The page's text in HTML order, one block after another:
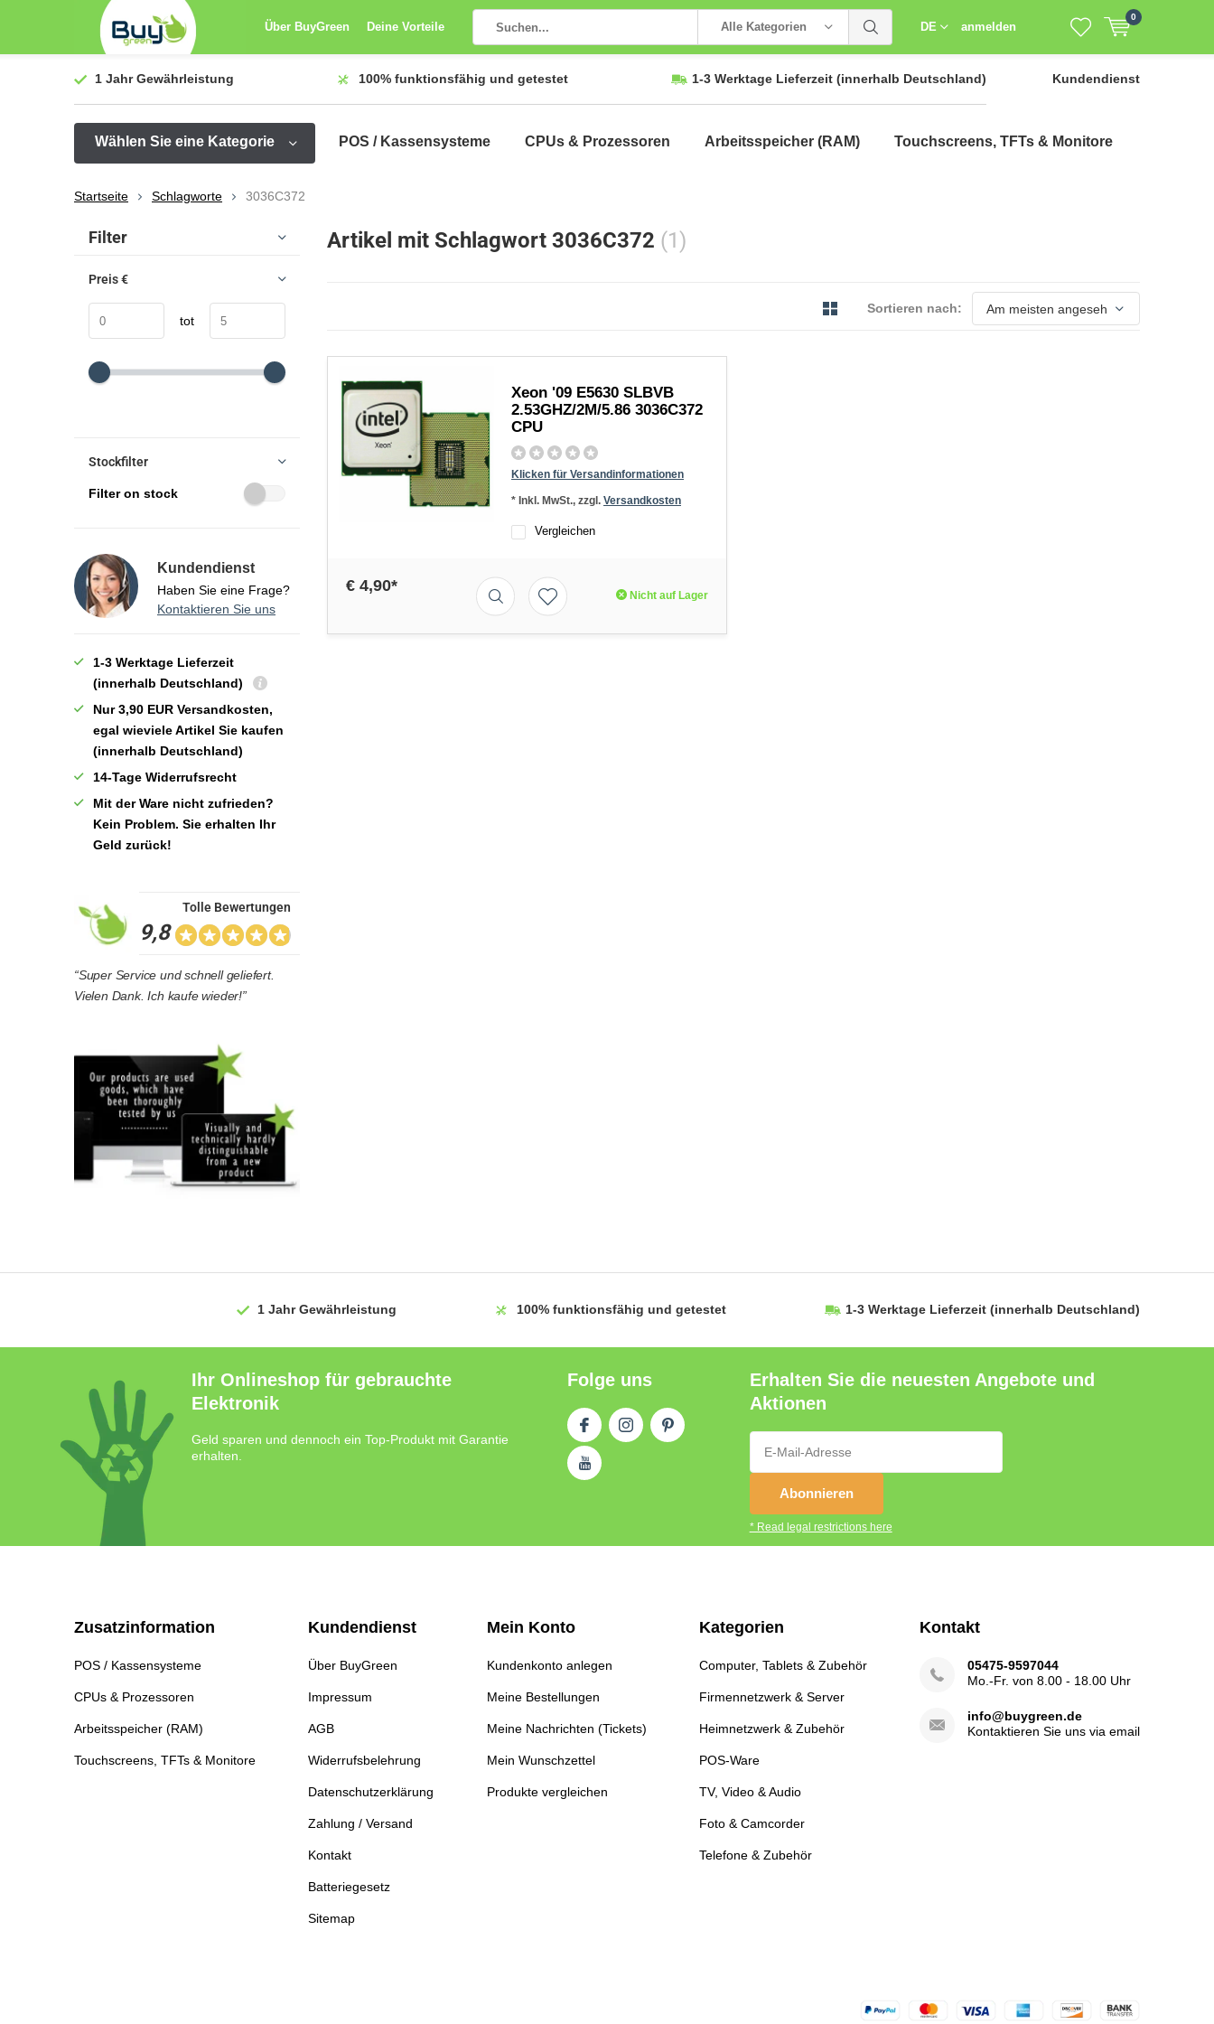
Über BuyGreen Deine Vorteile Alle Kategorien DE anmelden
0
1 JahrGewährleistung 100% funktionsfähig und getestet 1-3 Werktage Lieferzeit (innerhalb Deutschland) Kundendienst
Wählen Sie eine Kategorie POS / Kassensysteme CPUs & Prozessoren Arbeitsspeicher (RAM) Touchscreens, TFTs & Monitore
Startseite Schlagworte 3036C372
Artikel mit Schlagwort 3036C372 (1)
Sortieren nach:
Xeon '09 E5630 SLBVB
2.53GHZ/2M/5.86 3036C372
CPU
Klicken für Versandinformationen
* Inkl. MwSt., zzgl. Versandkosten
Vergleichen
€ 4,90*
Nicht auf Lager
Sortieren nach:
Filter
Preis€
tot
Stockfilter
Filter on stock
Kundendienst
Haben Sie eine Frage?
Kontaktieren Sie uns
1-3 Werktage Lieferzeit
(innerhalb Deutschland)
Nur 3,90 EUR Versandkosten,
egal wieviele Artikel Sie kaufen
(innerhalb Deutschland)
14-Tage Widerrufsrecht
Mit der Ware nicht zufrieden?
Kein Problem. Sie erhalten Ihr
Geld zurück!
9,8
Tolle Bewertungen
“Super Service und schnell geliefert.
Vielen Dank. Ich kaufe wieder!”
1 JahrGewährleistung 100% funktionsfähig und getestet 1-3 Werktage Lieferzeit (innerhalb Deutschland)
Ihr Onlineshop für gebrauchte
Elektronik
Geld sparen und dennoch ein Top-Produkt mit Garantie
erhalten.
Folge uns
Erhalten Sie die neuesten Angebote und
Aktionen
Abonnieren
* Read legal restrictions here
Zusatzinformation
POS / Kassensysteme
CPUs & Prozessoren
Arbeitsspeicher (RAM)
Touchscreens, TFTs & Monitore
Kundendienst
Über BuyGreen
Impressum
AGB
Widerrufsbelehrung
Datenschutzerklärung
Zahlung / Versand
Kontakt
Batteriegesetz
Sitemap
Mein Konto
Kundenkonto anlegen
Meine Bestellungen
Meine Nachrichten (Tickets)
Mein Wunschzettel
Produkte vergleichen
Kategorien
Computer, Tablets & Zubehör
Firmennetzwerk & Server
Heimnetzwerk & Zubehör
POS-Ware
TV, Video & Audio
Foto & Camcorder
Telefone & Zubehör
Kontakt
05475-9597044
Mo.-Fr. von 8.00 - 18.00 Uhr
info@buygreen.de
Kontaktieren Sie uns via email